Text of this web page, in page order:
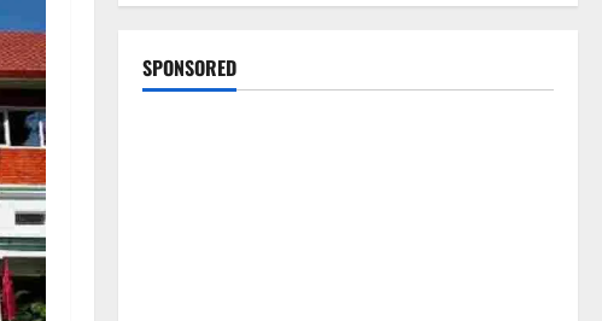
खोजें:
SPONSORED